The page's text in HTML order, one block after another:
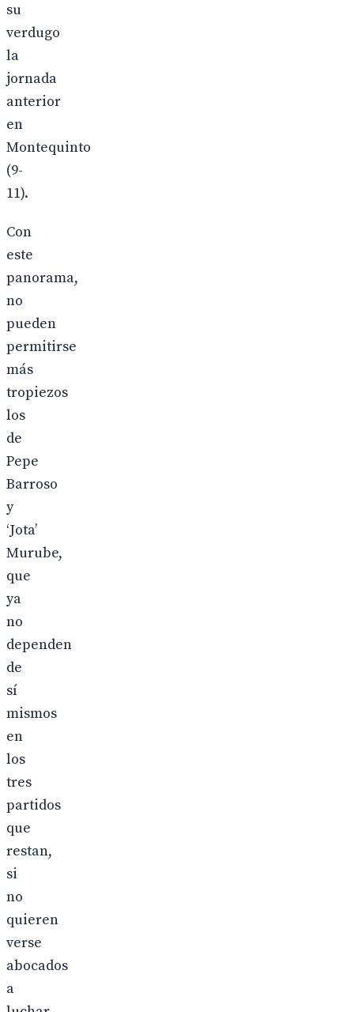
su
verdugo
la
jornada
anterior
en
Montequinto
(9-
11).
Con
este
panorama,
no
pueden
permitirse
más
tropiezos
los
de
Pepe
Barroso
y
‘Jota’
Murube,
que
ya
no
dependen
de
sí
mismos
en
los
tres
partidos
que
restan,
si
no
quieren
verse
abocados
a